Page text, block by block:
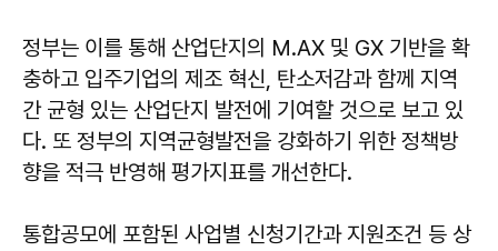
정부는 이를 통해 산업단지의 M.AX 및 GX 기반을 확
충하고 입주기업의 제조 혁신, 탄소저감과 함께 지역
간 균형 있는 산업단지 발전에 기여할 것으로 보고 있
다. 또 정부의 지역균형발전을 강화하기 위한 정책방
향을 적극 반영해 평가지표를 개선한다.
통합공모에 포함된 사업별 신청기간과 지원조건 등 상